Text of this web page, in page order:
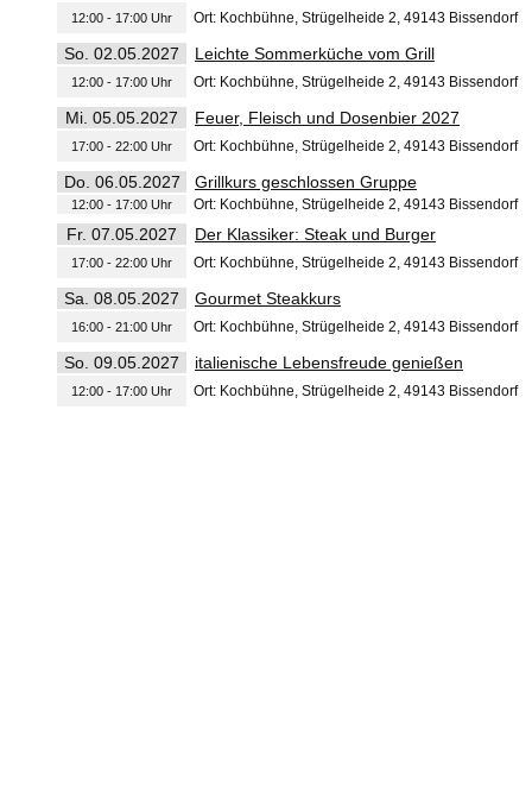
12:00 - 17:00 Uhr Ort: Kochbühne, Strügelheide 2, 49143 Bissendorf
So. 02.05.2027 Leichte Sommerküche vom Grill
12:00 - 17:00 Uhr Ort: Kochbühne, Strügelheide 2, 49143 Bissendorf
Mi. 05.05.2027 Feuer, Fleisch und Dosenbier 2027
17:00 - 22:00 Uhr Ort: Kochbühne, Strügelheide 2, 49143 Bissendorf
Do. 06.05.2027 Grillkurs geschlossen Gruppe
12:00 - 17:00 Uhr Ort: Kochbühne, Strügelheide 2, 49143 Bissendorf
Fr. 07.05.2027 Der Klassiker: Steak und Burger
17:00 - 22:00 Uhr Ort: Kochbühne, Strügelheide 2, 49143 Bissendorf
Sa. 08.05.2027 Gourmet Steakkurs
16:00 - 21:00 Uhr Ort: Kochbühne, Strügelheide 2, 49143 Bissendorf
So. 09.05.2027 italienische Lebensfreude genießen
12:00 - 17:00 Uhr Ort: Kochbühne, Strügelheide 2, 49143 Bissendorf